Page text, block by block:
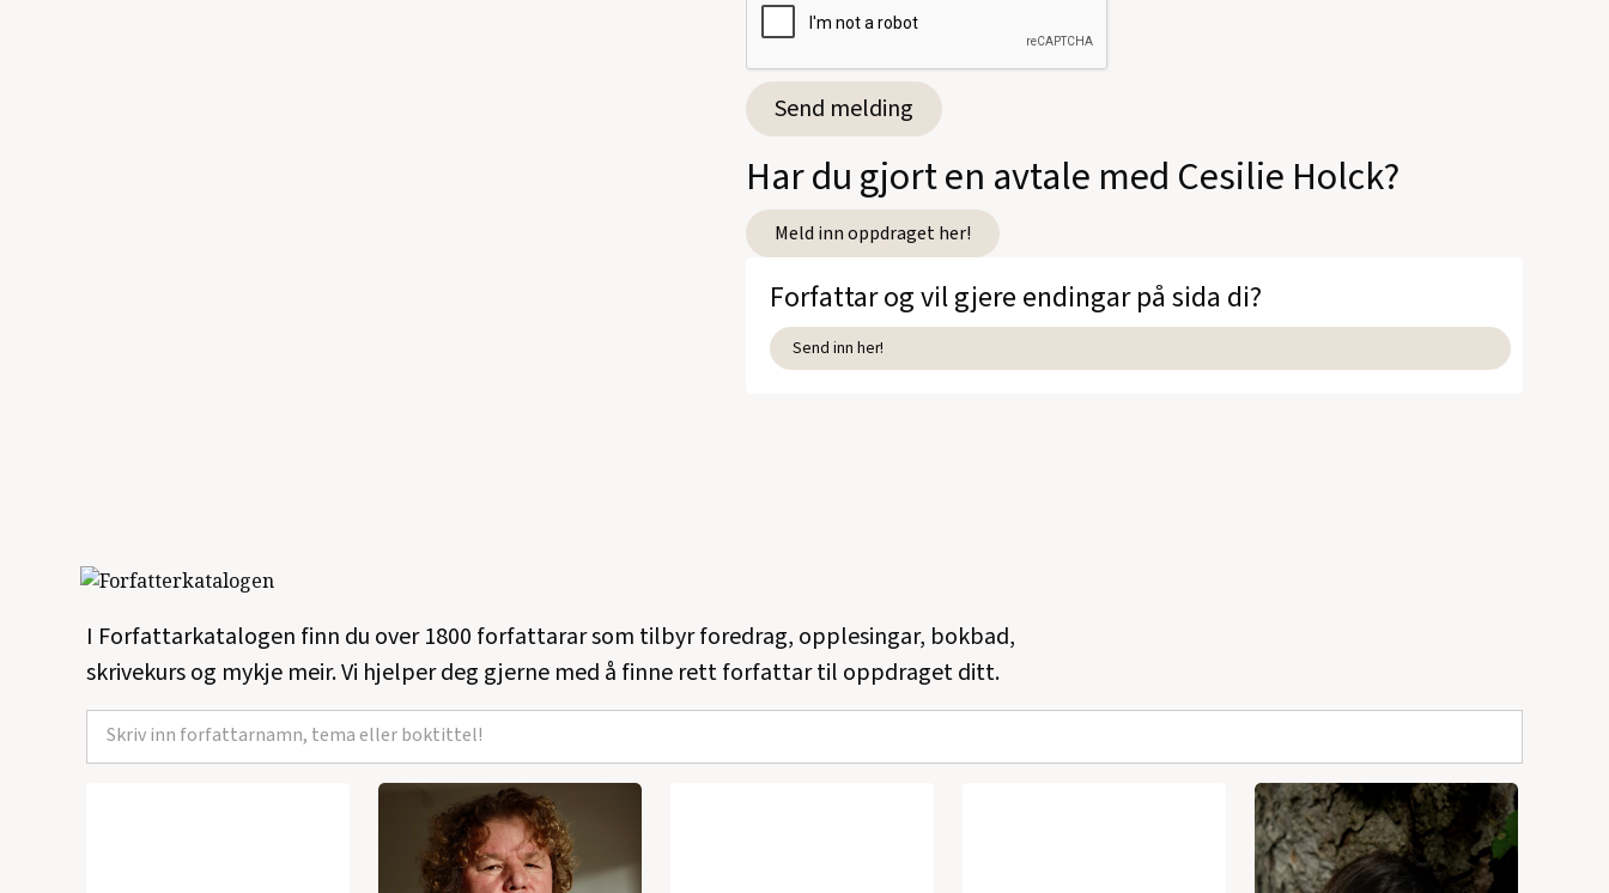
Har du gjort en avtale med Cesilie Holck?
Meld inn oppdraget her!
Forfattar og vil gjere endingar på sida di?
Send inn her!
I Forfattarkatalogen finn du over 1800 forfattarar som tilbyr foredrag, opplesingar, bokbad,
skrivekurs og mykje meir. Vi hjelper deg gjerne med å finne rett forfattar til oppdraget ditt.